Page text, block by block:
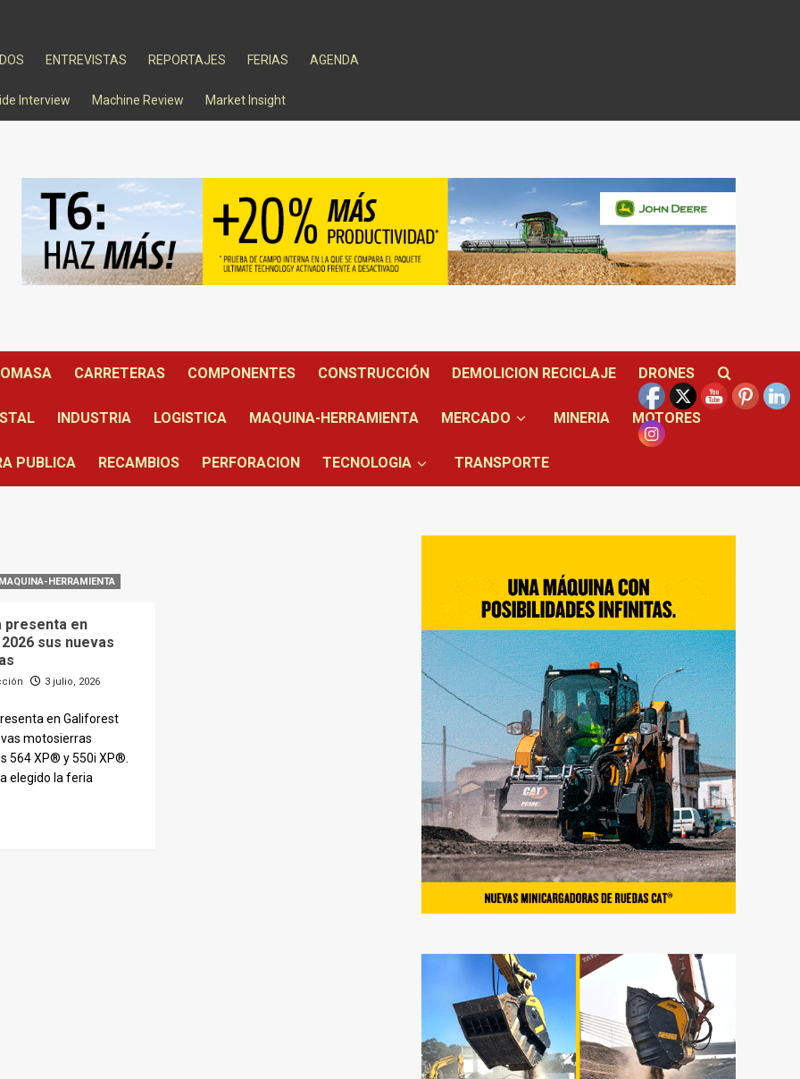
ENTREVISTAS REPORTAJES FERIAS AGENDA
Interview Machine Review Market Insight
CARRETERAS COMPONENTES CONSTRUCCIÓN DEMOLICION RECICLAJE DRONES
INDUSTRIA LOGISTICA MAQUINA-HERRAMIENTA MERCADO MINERIA MOTORES
PUBLICA RECAMBIOS PERFORACION TECNOLOGIA TRANSPORTE
HERRAMIENTA
presenta en
sus nuevas
3 julio, 2026
en Galiforest
motosierras
564 XP® y 550i XP®.
elegido la feria